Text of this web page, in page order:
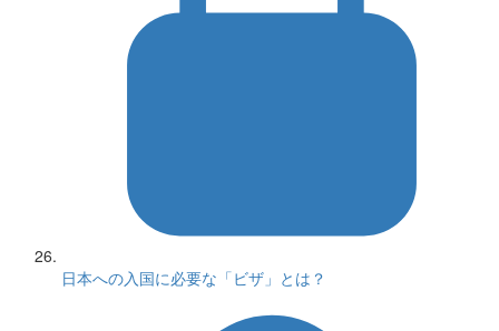
日本への入国に必要な「ビザ」とは？